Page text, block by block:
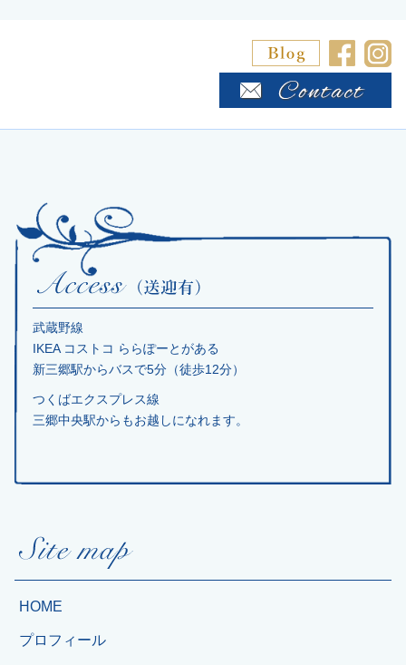
武蔵野線
IKEA コストコ ららぽーとがある
新三郷駅からバスで5分（徒歩12分）
つくばエクスプレス線
三郷中央駅からもお越しになれます。
HOME
プロフィール